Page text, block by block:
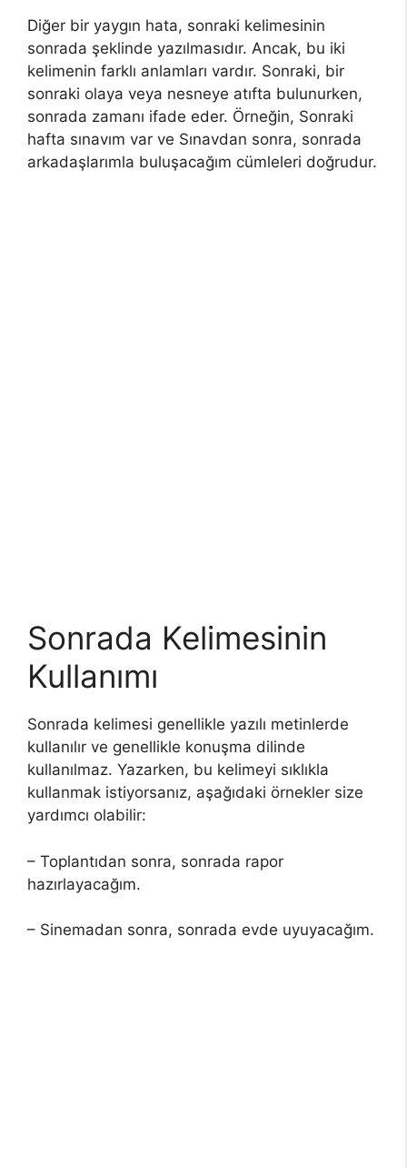
Diğer bir yaygın hata, sonraki kelimesinin
sonrada şeklinde yazılmasıdır. Ancak, bu iki
kelimenin farklı anlamları vardır. Sonraki, bir
sonraki olaya veya nesneye atıfta bulunurken,
sonrada zamanı ifade eder. Örneğin, Sonraki
hafta sınavım var ve Sınavdan sonra, sonrada
arkadaşlarımla buluşacağım cümleleri doğrudur.
Sonrada Kelimesinin
Kullanımı
Sonrada kelimesi genellikle yazılı metinlerde
kullanılır ve genellikle konuşma dilinde
kullanılmaz. Yazarken, bu kelimeyi sıklıkla
kullanmak istiyorsanız, aşağıdaki örnekler size
yardımcı olabilir:
– Toplantıdan sonra, sonrada rapor
hazırlayacağım.
– Sinemadan sonra, sonrada evde uyuyacağım.